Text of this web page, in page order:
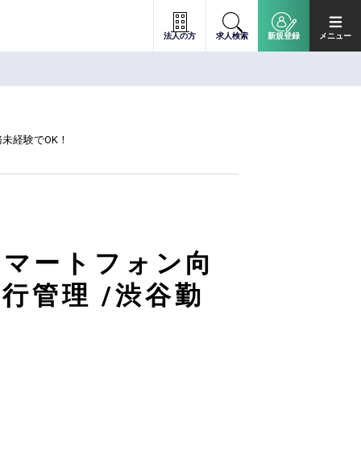
法人の方 求人検索 新規登録 メニュー
経験でOK！
ートフォン向
管理 /渋谷勤